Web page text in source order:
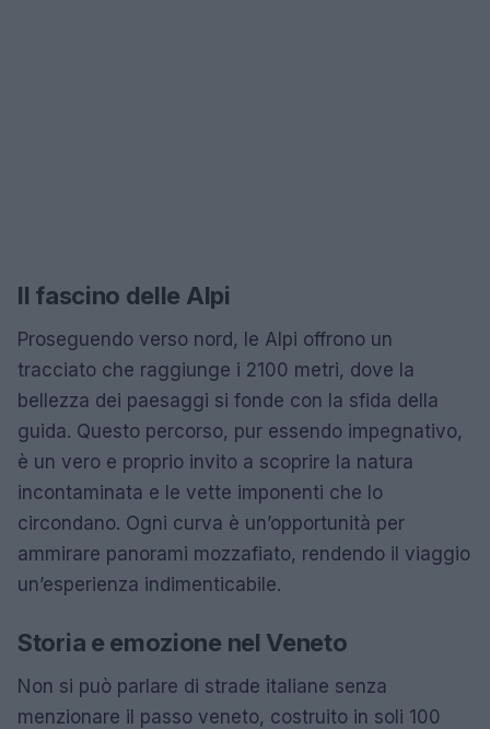
Il fascino delle Alpi
Proseguendo verso nord, le Alpi offrono un
tracciato che raggiunge i 2100 metri, dove la
bellezza dei paesaggi si fonde con la sfida della
guida. Questo percorso, pur essendo impegnativo,
è un vero e proprio invito a scoprire la natura
incontaminata e le vette imponenti che lo
circondano. Ogni curva è un’opportunità per
ammirare panorami mozzafiato, rendendo il viaggio
un’esperienza indimenticabile.
Storia e emozione nel Veneto
Non si può parlare di strade italiane senza
menzionare il passo veneto, costruito in soli 100